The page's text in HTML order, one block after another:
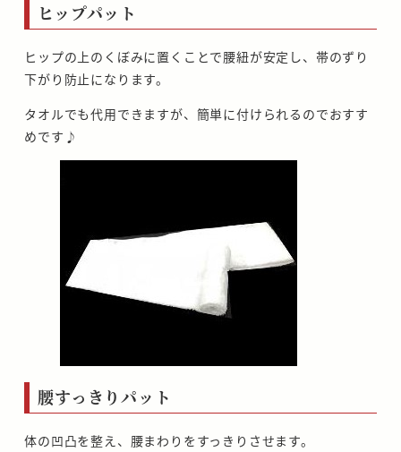
ヒップパット
ヒップの上のくぼみに置くことで腰紐が安定し、帯のずり
下がり防止になります。
タオルでも代用できますが、簡単に付けられるのでおすす
めです♪
腰すっきりパット
体の凹凸を整え、腰まわりをすっきりさせます。